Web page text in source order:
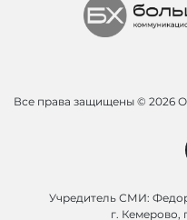
Все права защищены © 2026
Учредитель СМИ:
г.